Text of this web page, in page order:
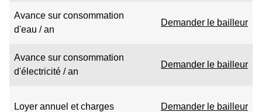
Avance sur consommation
d'eau / an
Demander le bailleur
Avance sur consommation
d'électricité / an
Demander le bailleur
Loyer annuel et charges Demander le bailleur